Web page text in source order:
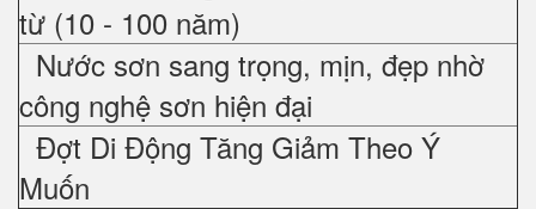
từ (10 - 100 năm)
Nước sơn sang trọng, mịn, đẹp nhờ
công nghệ sơn hiện đại
Đợt Di Động Tăng Giảm Theo Ý
Muốn